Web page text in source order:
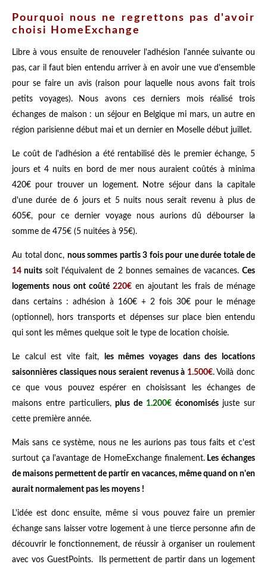
Pourquoi nous ne regrettons pas d'avoir
choisi HomeExchange
Libre à vous ensuite de renouveler l'adhésion l'année suivante ou
pas, car il faut bien entendu arriver à en avoir une vue d'ensemble
pour se faire un avis (raison pour laquelle nous avons fait trois
petits voyages). Nous avons ces derniers mois réalisé trois
échanges de maison : un séjour en Belgique mi mars, un autre en
région parisienne début mai et un dernier en Moselle début juillet.
Le coût de l'adhésion a été rentabilisé dès le premier échange, 5
jours et 4 nuits en bord de mer nous auraient coûtés à minima
420€ pour trouver un logement. Notre séjour dans la capitale
d'une durée de 6 jours et 5 nuits nous serait revenu à plus de
605€, pour ce dernier voyage nous aurions dû débourser la
somme de 475€ (5 nuitées à 95€).
Au total donc, nous sommes partis 3 fois pour une durée totale de
14 nuits soit l'équivalent de 2 bonnes semaines de vacances.Ces
logements nous ont coûté 220€ en ajoutant les frais de ménage
dans certains : adhésion à 160€ + 2 fois 30€ pour le ménage
(optionnel), hors transports et dépenses sur place bien entendu
qui sont les mêmes quelque soit le type de location choisie.
Le calcul est vite fait,
les mêmes voyages dans des locations
saisonnières classiques nous seraient revenus à 1.500€. Voilà donc
ce que vous pouvez espérer en choisissant les échanges de
maisons entre particuliers,plus de 1.200€économisésjuste sur
cette première année.
Mais sans ce système, nous ne les aurions pas tous faits et c'est
surtout ça l'avantage de HomeExchange finalement.Les échanges
de maisons permettent de partir en vacances, même quand on n'en
aurait normalement pas les moyens !
L'idée est donc ensuite, même si vous pouvez faire un premier
échange sans laisser votre logement à une tierce personne afin de
découvrir le fonctionnement, de réussir à organiser un roulement
avec vos GuestPoints. Ils permettent de partir dans un logement